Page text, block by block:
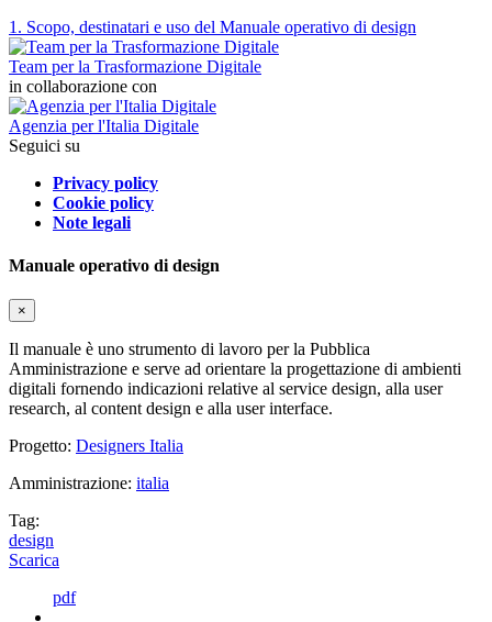
1. Scopo, destinatari e uso del Manuale operativo di design
Team per la Trasformazione Digitale
in collaborazione con
Agenzia per l'Italia Digitale
Seguici su
Privacy policy
Cookie policy
Note legali
Manuale operativo di design
×
Il manuale è uno strumento di lavoro per la Pubblica
Amministrazione e serve ad orientare la progettazione di ambienti
digitali fornendo indicazioni relative al service design, alla user
research, al content design e alla user interface.
Progetto: Designers Italia
Amministrazione: italia
Tag:
design
Scarica
pdf